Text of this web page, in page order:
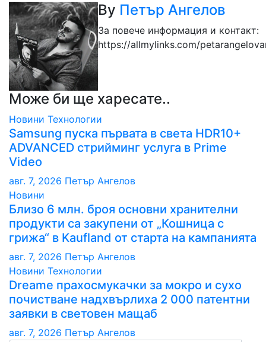
By Петър Ангелов
За повече информация и контакт:
https://allmylinks.com/
Може би ще харесате..
Новини Технологии
Samsung пуска първата в света HDR10+
ADVANCED стрийминг услуга в Prime
Video
авг. 7, 2026 Петър Ангелов
Новини
Близо 6 млн. броя основни хранителни
продукти са закупени от „Кошница с
грижа“ в Kaufland от старта на кампанията
авг. 7, 2026 Петър Ангелов
Новини Технологии
Dreame прахосмукачки за мокро и сухо
почистване надхвърлиха 2 000 патентни
заявки в световен мащаб
авг. 7, 2026 Петър Ангелов